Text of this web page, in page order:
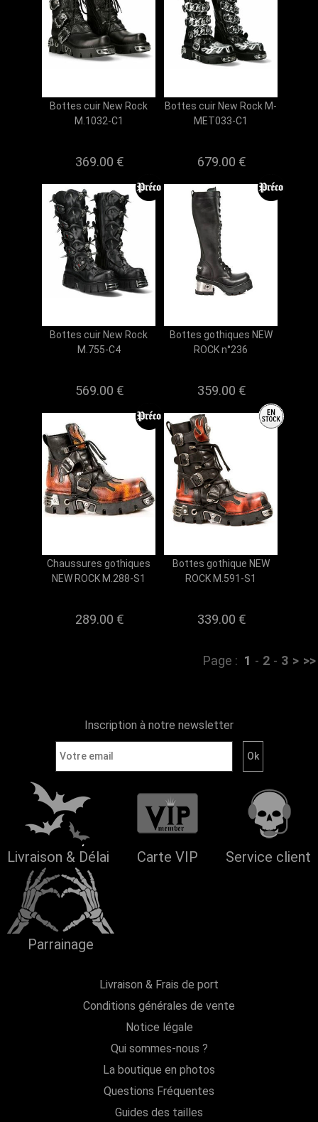
Bottes cuir New Rock
M.1032-C1
369.00 €
Bottes cuir New Rock M-
MET033-C1
679.00 €
Bottes cuir New Rock
M.755-C4
569.00 €
Bottes gothiques NEW
ROCK n°236
359.00 €
Chaussures gothiques
NEW ROCK M.288-S1
289.00 €
Bottes gothique NEW
ROCK M.591-S1
339.00 €
Page : 1 - 2 - 3 > >>
Inscription à notre newsletter
Livraison & Délai Carte VIP Service client
Parrainage
Livraison & Frais de port
Conditions générales de vente
Notice légale
Qui sommes-nous ?
La boutique en photos
Questions Fréquentes
Guides des tailles